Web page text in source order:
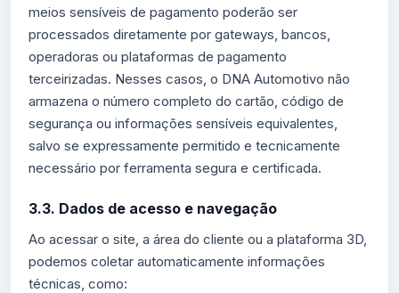
meios sensíveis de pagamento poderão ser
processados diretamente por gateways, bancos,
operadoras ou plataformas de pagamento
terceirizadas. Nesses casos, o DNA Automotivo não
armazena o número completo do cartão, código de
segurança ou informações sensíveis equivalentes,
salvo se expressamente permitido e tecnicamente
necessário por ferramenta segura e certificada.
3.3. Dados de acesso e navegação
Ao acessar o site, a área do cliente ou a plataforma 3D,
podemos coletar automaticamente informações
técnicas, como: